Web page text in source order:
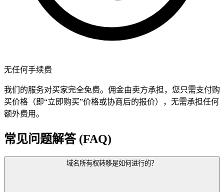
无任何手续费
我们的服务对买家完全免费。佣金由卖方承担，您只需支付购
买价格（即“立即购买”价格或协商后的报价），无需承担任何
额外费用。
常见问题解答 (FAQ)
域名所有权转移是如何进行的？